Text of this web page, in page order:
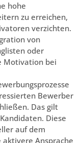
hohe
zu erreichen,
verzichten.
von
oder
Motivation bei
Bewerber
Das gilt
Diese
auf dem
Ansprache